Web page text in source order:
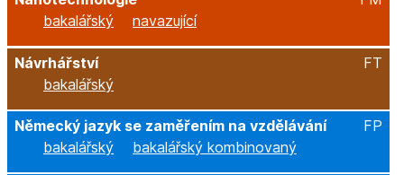
bakalářský
navazující
Návrhářství
FT
bakalářský
Německý jazyk se zaměřením na vzdělávání
FP
bakalářský
bakalářský kombinovaný